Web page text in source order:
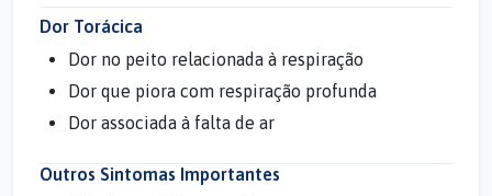
Dor Torácica
Dor no peito relacionada à respiração
Dor que piora com respiração profunda
Dor associada à falta de ar
Outros Sintomas Importantes